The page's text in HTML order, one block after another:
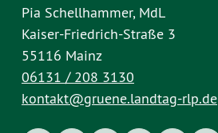
Pia Schellhammer, MdL
Kaiser-Friedrich-Straße 3
55116 Mainz
06131 / 208 3130
kontakt@gruene.landtag-rlp.de